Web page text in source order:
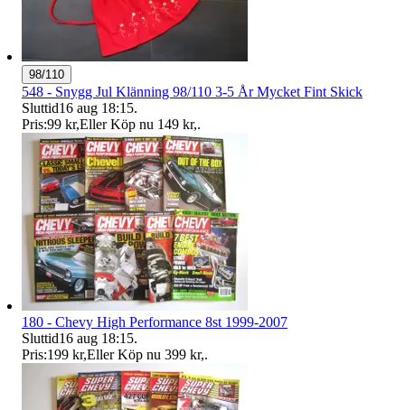
98/110
548 - Snygg Jul Klänning 98/110 3-5 År Mycket Fint Skick
Sluttid16 aug 18:15.
Pris:99 kr,Eller Köp nu 149 kr,.
180 - Chevy High Performance 8st 1999-2007
Sluttid16 aug 18:15.
Pris:199 kr,Eller Köp nu 399 kr,.